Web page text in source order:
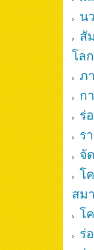
น
สั
โล
ภ
ก
ร่
ร
จั
โ
สม
โ
ร่